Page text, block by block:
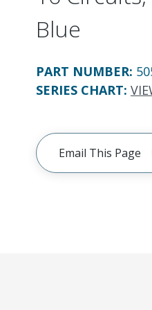
Blue
PART NUMBER:
SERIES CHART:
Email This Page